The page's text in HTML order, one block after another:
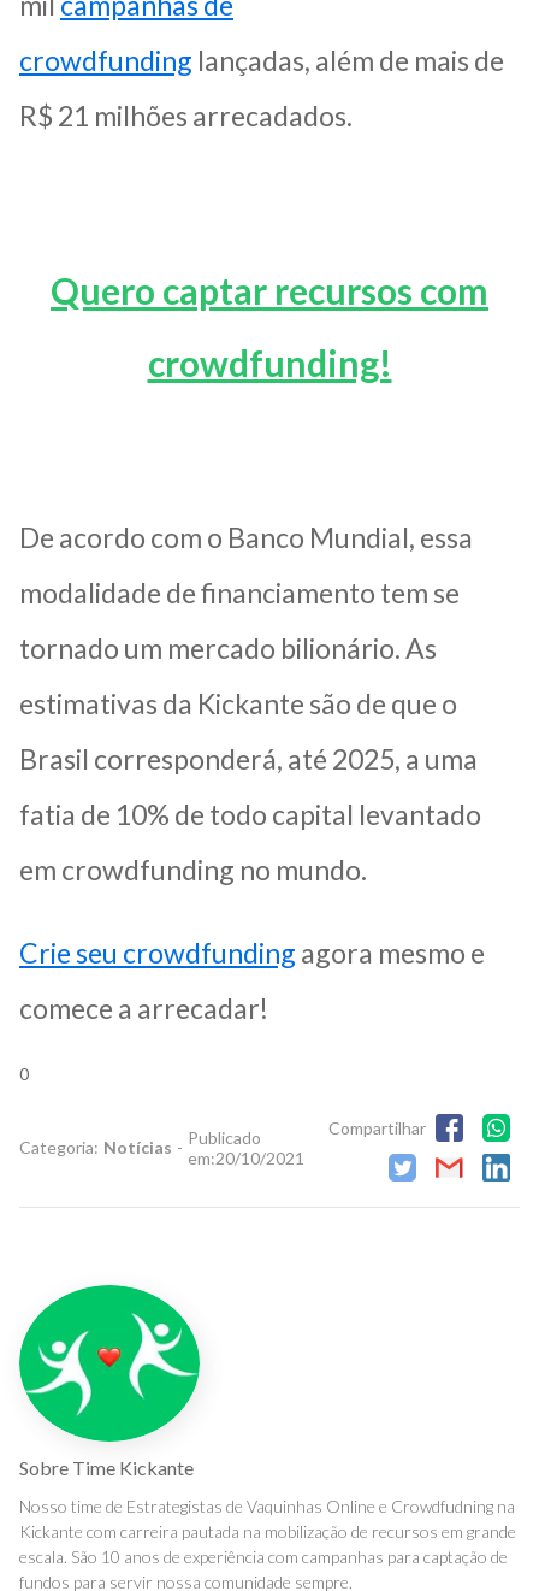
crowdfunding lançadas, além de mais de
R$ 21 milhões arrecadados.
Quero captar recursos com
crowdfunding!
De acordo com o Banco Mundial, essa
modalidade de financiamento tem se
tornado um mercado bilionário. As
estimativas da Kickante são de que o
Brasil corresponderá, até 2025, a uma
fatia de 10% de todo capital levantado
em crowdfunding no mundo.
Crie seu crowdfunding agora mesmo e
comece a arrecadar!
0
Categoria: Notícias - Publicado
em:20/10/2021
Compartilhar
Sobre Time Kickante
Nosso time de Estrategistas de Vaquinhas Online e Crowdfudning na
Kickante com carreira pautada na mobilização de recursos em grande
escala. São 10 anos de experiência com campanhas para captação de
fundos para servir nossa comunidade sempre.